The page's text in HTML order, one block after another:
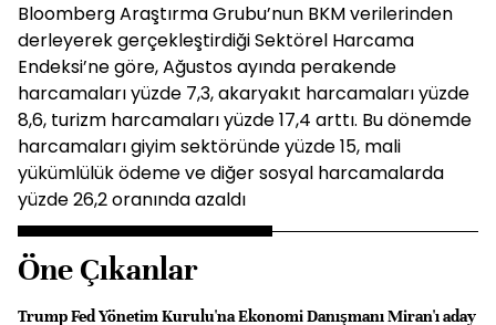
Bloomberg Araştırma Grubu’nun BKM verilerinden
derleyerek gerçekleştirdiği Sektörel Harcama
Endeksi’ne göre, Ağustos ayında perakende
harcamaları yüzde 7,3, akaryakıt harcamaları yüzde
8,6, turizm harcamaları yüzde 17,4 arttı. Bu dönemde
harcamaları giyim sektöründe yüzde 15, mali
yükümlülük ödeme ve diğer sosyal harcamalarda
yüzde 26,2 oranında azaldı
Öne Çıkanlar
Trump Fed Yönetim Kurulu'na Ekonomi Danışmanı Miran'ı aday